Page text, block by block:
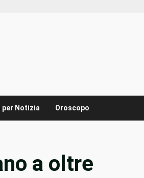
per Notizia Oroscopo
a oltre